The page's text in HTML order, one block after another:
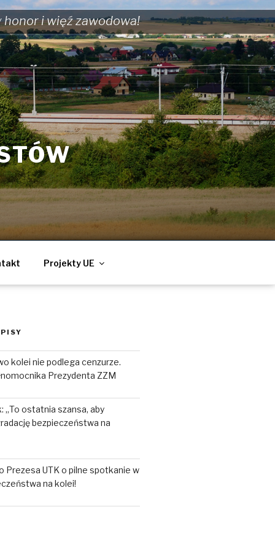
honor i więź zawodowa!
Projekty UE
kolei nie podlega cenzurze.
Prezydenta ZZM
„To ostatnia szansa, aby
bezpieczeństwa na
Prezesa UTK o pilne spotkanie w
na kolei!